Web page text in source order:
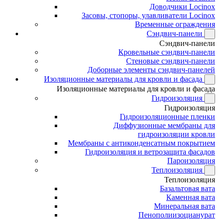
Доводчики Locinox
Засовы, стопоры, улавливатели Locinox
Временные ограждения
Сэндвич-панели
Сэндвич-панели
Кровельные сэндвич-панели
Стеновые сэндвич-панели
Доборные элементы сэндвич-панелей
Изоляционные материалы для кровли и фасада
Изоляционные материалы для кровли и фасада
Гидроизоляция
Гидроизоляция
Гидроизоляционные пленки
Диффузионные мембраны для
гидроизоляции кровли
Мембраны с антиконденсатным покрытием
Гидроизоляция и ветрозащита фасадов
Пароизоляция
Теплоизоляция
Теплоизоляция
Базальтовая вата
Каменная вата
Минеральная вата
Пенополиизоцианурат